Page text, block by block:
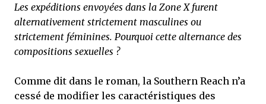
Les expéditions envoyées dans la Zone X furent
alternativement strictement masculines ou
strictement féminines. Pourquoi cette alternance des
compositions sexuelles ?
Comme dit dans le roman, la Southern Reach n’a
cessé de modifier les caractéristiques des